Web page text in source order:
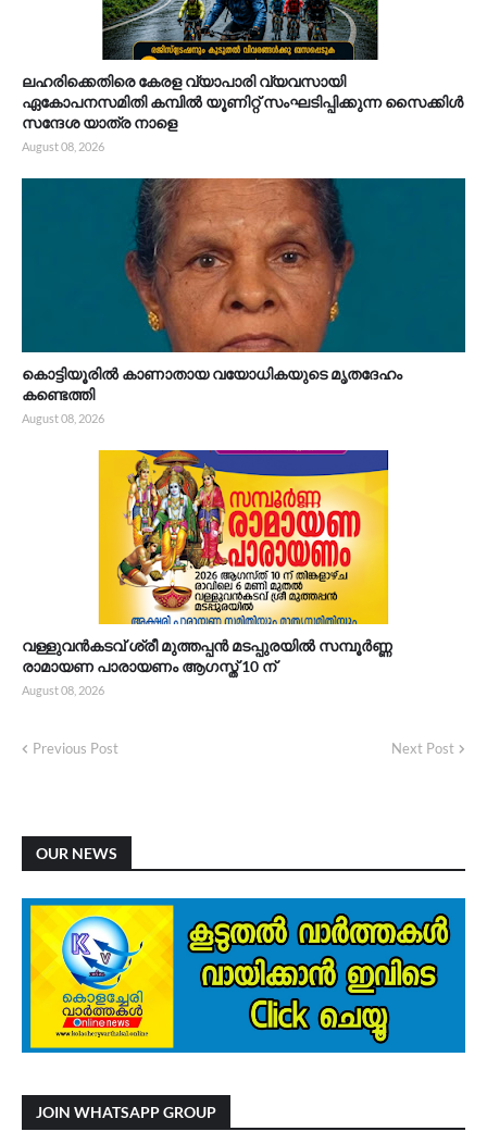
ലഹരിക്കെതിരെ കേരള വ്യാപാരി വ്യവസായി
ഏകോപനസമിതി കമ്പിൽ യൂണിറ്റ് സംഘടിപ്പിക്കുന്ന സൈക്കിൾ
സന്ദേശ യാത്ര നാളെ
August 08, 2026
കൊട്ടിയൂരിൽ കാണാതായ വയോധികയുടെ മൃതദേഹം
കണ്ടെത്തി
August 08, 2026
വള്ളുവൻകടവ് ശ്രീ മുത്തപ്പൻ മടപ്പുരയിൽ സമ്പൂർണ്ണ
രാമായണ പാരായണം ആഗസ്ത് 10 ന്
August 08, 2026
Previous Post Next Post
OUR NEWS
JOIN WHATSAPP GROUP